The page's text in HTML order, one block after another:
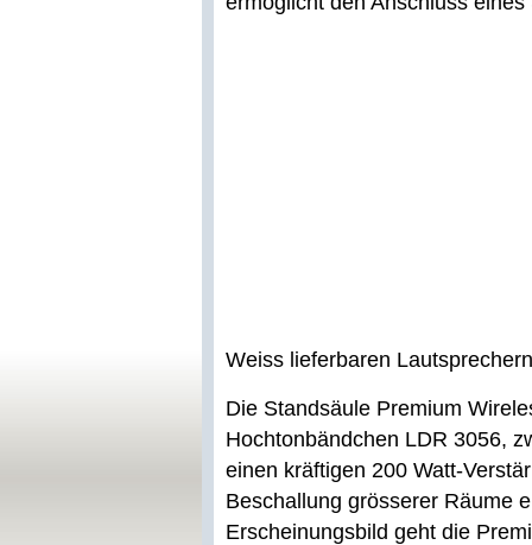
Weiss lieferbaren
Die Standsäule Premium
Hochtonbändchen LDR 3056,
einen kräftigen 200 Watt-
Beschallung grösserer Räume
Erscheinungsbild geht die